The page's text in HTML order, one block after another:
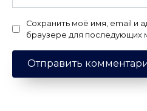
Сохранить моё имя, email и
браузере для последующих